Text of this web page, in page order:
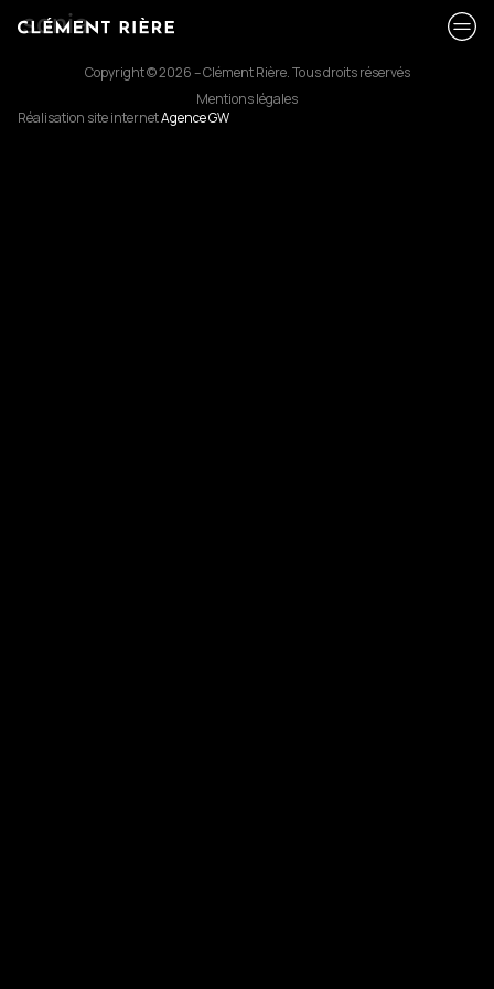
sonia
Copyright © 2026 – Clément Rière. Tous droits réservés
Mentions légales
Réalisation site internetAgence GW